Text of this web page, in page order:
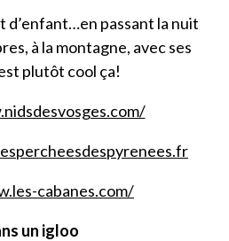
d’enfant…en passant la nuit
à la montagne, avec ses
plutôt cool ça!
cabanes.com/
un igloo